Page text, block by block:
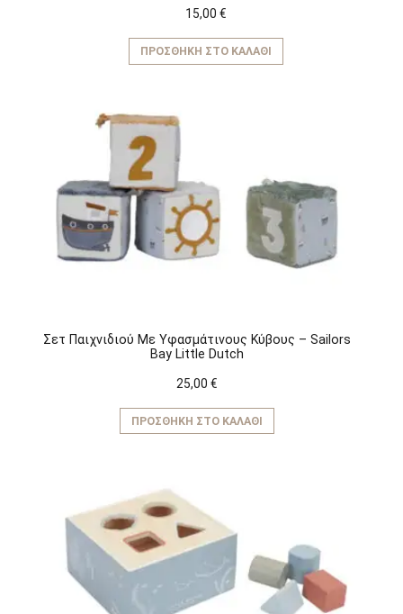
15,00 €
ΠΡΟΣΘΉΚΗ ΣΤΟ ΚΑΛΆΘΙ
Σετ Παιχνιδιού Mε Yφασμάτινους Kύβους – Sailors
Bay Little Dutch
25,00 €
ΠΡΟΣΘΉΚΗ ΣΤΟ ΚΑΛΆΘΙ